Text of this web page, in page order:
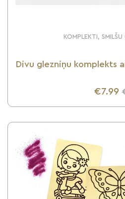
KOMPLEKTI, SMILŠU
Divu glezniņu komplekts
€7.99
UZZINI